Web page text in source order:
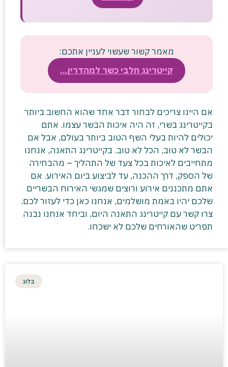
מאמר קשור שעשוי לעניין אתכם:
קייטרינג חלבי כשר למהדרין…
אם היינו צריכים לבחור דבר אחד שהוא החשוב ביותר
בקייטרינג בשרי, זה היה איכות הבשר עצמו. אתם
יכולים להיות בעלי השף הטוב ביותר בעולם, אבל אם
הבשר לא טוב, הכל לא טוב. בקייטרינג התאנה, אנחנו
מתחייבים לאיכות בכל צעד של התהליך – מהבחירה
של הספק, דרך ההכנה, עד לביצוע ביום האירוע. אם
אתם מתכננים אירוע ורוצים שמגשי האירוח הבשריים
שלכם יהיו באמת מושלמים, אנחנו כאן כדי לעזור לכם.
צרו קשר עם קייטרינג התאנה היום, וביחד אנחנו נבנה
תפריט שהאורחים שלכם לא ישכחו.
בלוג